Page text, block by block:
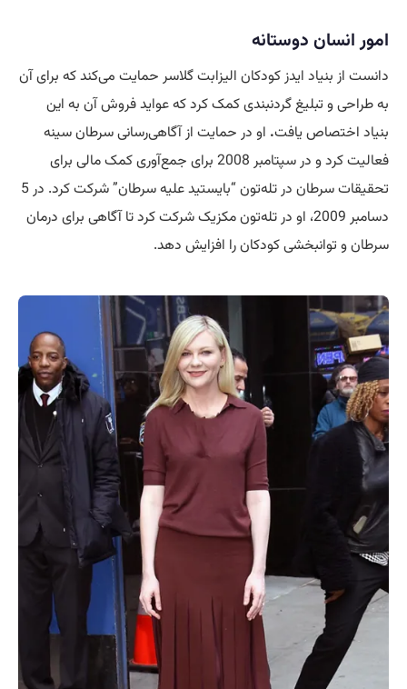
امور انسان دوستانه
دانست از بنیاد ایدز کودکان الیزابت گلاسر حمایت می‌کند که برای آن
به طراحی و تبلیغ گردنبندی کمک کرد که عواید فروش آن به این
بنیاد اختصاص یافت. او در حمایت از آگاهی‌رسانی سرطان سینه
فعالیت کرد و در سپتامبر 2008 برای جمع‌آوری کمک مالی برای
تحقیقات سرطان در تله‌تون “بایستید علیه سرطان” شرکت کرد. در 5
دسامبر 2009، او در تله‌تون مکزیک شرکت کرد تا آگاهی برای درمان
سرطان و توانبخشی کودکان را افزایش دهد.